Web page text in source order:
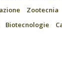
Zootecnia
Biotecnologie